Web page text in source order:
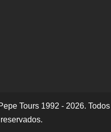
Tours 1992 - 2026. Todos